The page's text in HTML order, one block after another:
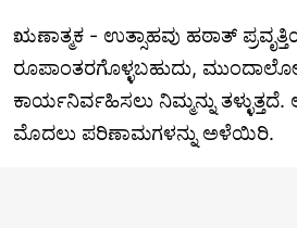
ಋಣಾತ್ಮಕ - ಉತ್ಸಾಹವು ಹಠಾತ್
ರೂಪಾಂತರಗೊಳ್ಳಬಹುದು,
ಕಾರ್ಯನಿರ್ವಹಿಸಲು ನಿಮ್ಮನ್ನು ತಳ್ಳುತ್ತದೆ.
ಮೊದಲು ಪರಿಣಾಮಗಳನ್ನು ಅಳೆಯಿರಿ.